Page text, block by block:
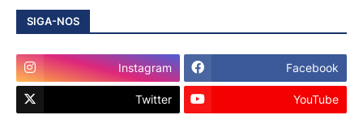
SIGA-NOS
Instagram Facebook
Twitter YouTube